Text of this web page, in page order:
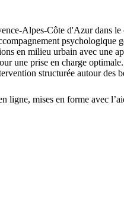
Alpes-Côte d'Azur dans
en milieu urbain avec une
une prise en charge
structurée autour des
ligne, mises en forme avec